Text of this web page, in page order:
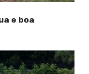
e boa